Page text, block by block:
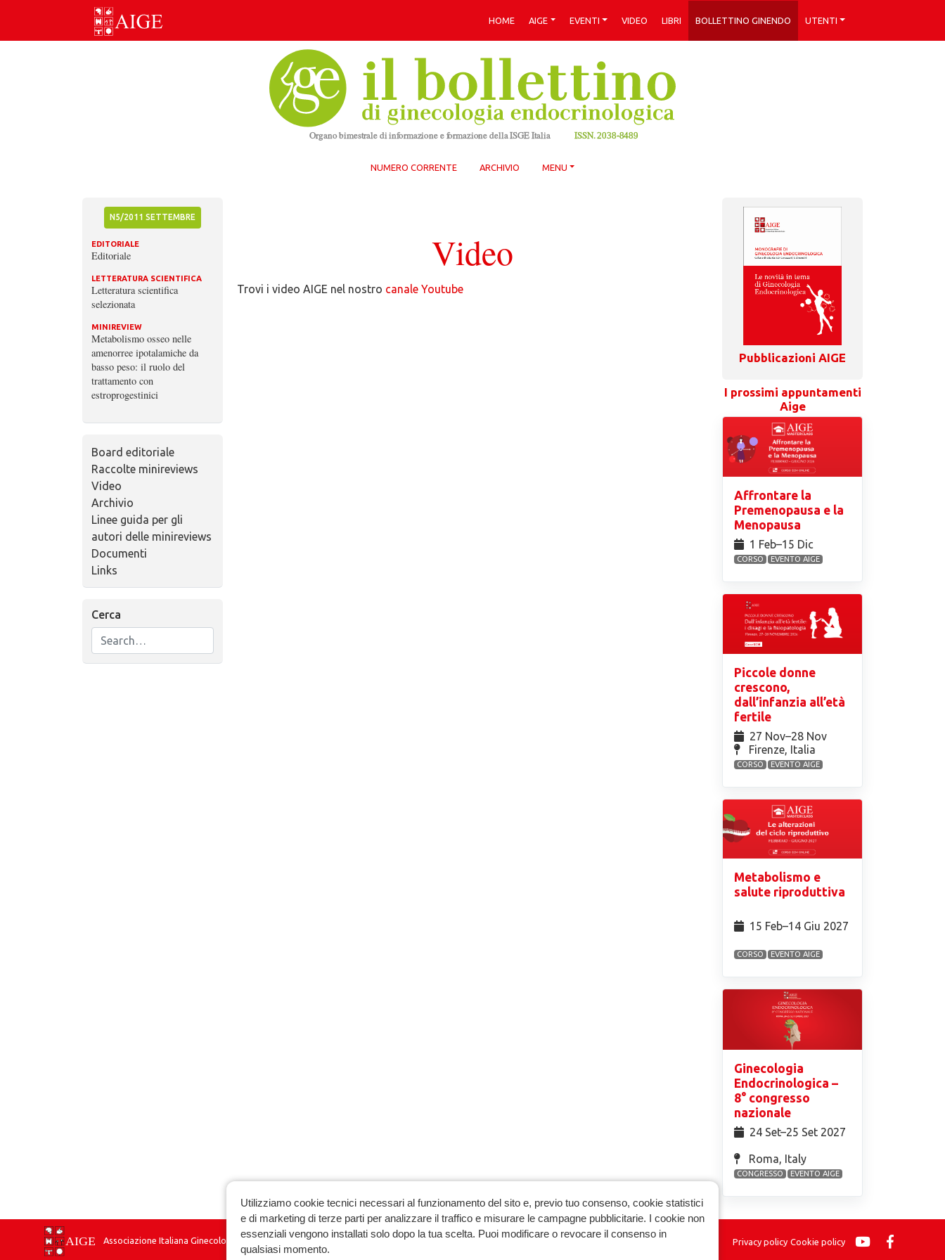
Skip
HOME AIGE EVENTI VIDEO LIBRI BOLLETTINO GINENDO UTENTI
NUMERO CORRENTE ARCHIVIO MENU
N5/2011 SETTEMBRE
EDITORIALE
Editoriale
LETTERATURA SCIENTIFICA
Letteratura scientifica
selezionata
MINIREVIEW
Metabolismo osseo nelle
amenorree ipotalamiche da
basso peso: il ruolo del
trattamento con
estroprogestinici
Board editoriale
Raccolte minireviews
Video
Archivio
Linee guida per gli
autori delle minireviews
Documenti
Links
Cerca
Video
Trovi i video AIGE nel nostro canale Youtube
Pubblicazioni AIGE
I prossimi appuntamenti
Aige
Affrontare la
Premenopausa e la
Menopausa
1 Feb⁠–15 Dic
CORSO EVENTO AIGE
Piccole donne
crescono,
dall’infanzia all’età
fertile
27 Nov⁠–28 Nov
Firenze, Italia
CORSO EVENTO AIGE
Metabolismo e
salute riproduttiva
15 Feb⁠–14 Giu 2027
CORSO EVENTO AIGE
Ginecologia
Endocrinologica –
8° congresso
nazionale
24 Set⁠–25 Set 2027
Roma, Italy
CONGRESSO EVENTO AIGE
Associazione Italiana Ginecologia Endocrinologica Privacy policy Cookie policy
Utilizziamo cookie tecnici necessari al funzionamento del sito e, previo tuo consenso, cookie statistici
e di marketing di terze parti per analizzare il traffico e misurare le campagne pubblicitarie. I cookie non
essenziali vengono installati solo dopo la tua scelta. Puoi modificare o revocare il consenso in
qualsiasi momento.